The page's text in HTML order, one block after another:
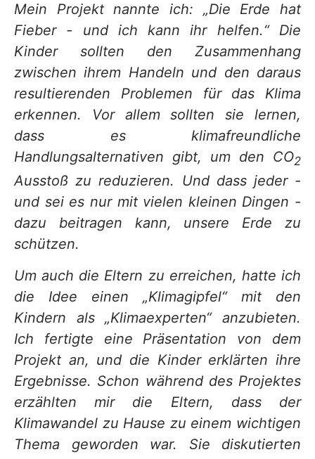
Mein Projekt nannte ich: „Die Erde hat
Fieber - und ich kann ihr helfen.“ Die
Kinder sollten den Zusammenhang
zwischen ihrem Handeln und den daraus
resultierenden Problemen für das Klima
erkennen. Vor allem sollten sie lernen,
dass es klimafreundliche
Handlungsalternativen gibt, um den CO2
Ausstoß zu reduzieren. Und dass jeder -
und sei es nur mit vielen kleinen Dingen -
dazu beitragen kann, unsere Erde zu
schützen.
Um auch die Eltern zu erreichen, hatte ich
die Idee einen „Klimagipfel“ mit den
Kindern als „Klimaexperten“ anzubieten.
Ich fertigte eine Präsentation von dem
Projekt an, und die Kinder erklärten ihre
Ergebnisse. Schon während des Projektes
erzählten mir die Eltern, dass der
Klimawandel zu Hause zu einem wichtigen
Thema geworden war. Sie diskutierten